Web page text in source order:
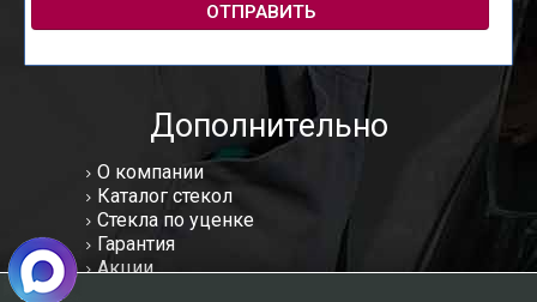
ОТПРАВИТЬ
Дополнительно
О компании
Каталог стекол
Стекла по уценке
Гарантия
Акции